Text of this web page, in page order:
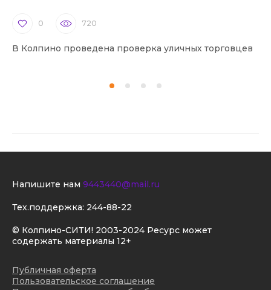
0 720
В Колпино проведена проверка уличных торговцев
© Колпино-СИТИ! 2003-2024 Ресурс может
содержать материалы 12+
Публичная оферта
Пользовательское соглашение
Напишите нам 9443440@mail.ru
Тех.поддержка: 244-88-22